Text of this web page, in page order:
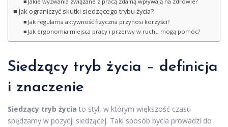
Jak ograniczyć skutki siedzącego trybu życia?
Jak regularna aktywność fizyczna przynosi korzyści?
Jak ergonomia miejsca pracy i przerwy w ruchu mogą pomóc?
Siedzący tryb życia – definicja
i znaczenie
Siedzący tryb życia to styl, w którym większość czasu
spędzamy w pozycji siedzącej. Taki sposób bycia prowadzi do